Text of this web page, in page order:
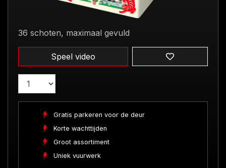
36 schoten, maximaal gevuld
Speel video
Gratis parkeren voor de deur
Korte wachttijden
Groot assortiment
Uniek vuurwerk